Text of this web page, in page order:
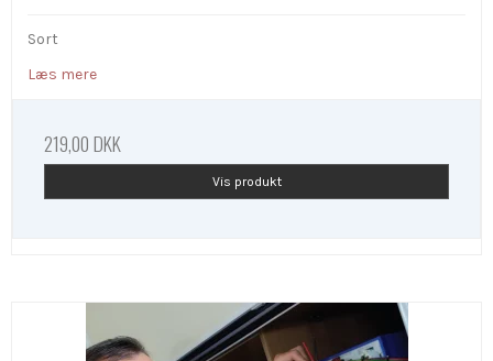
Sort
Læs mere
219,00 DKK
Vis produkt